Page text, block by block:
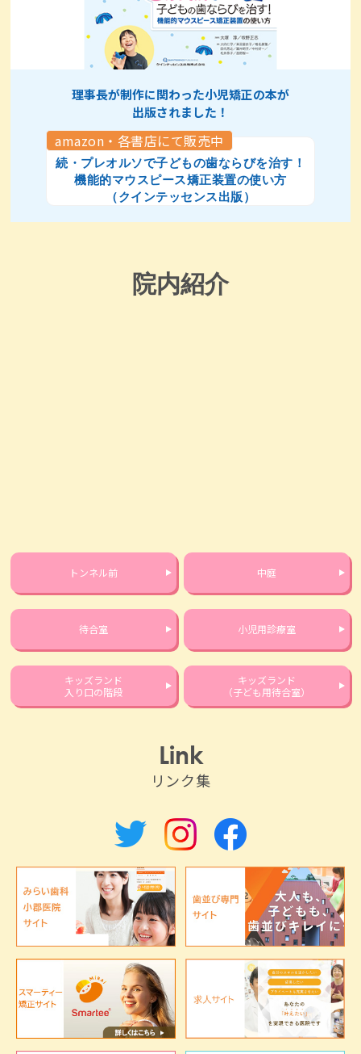
理事長が制作に関わった小児矯正の本が
出版されました！
amazon・各書店にて販売中
続・プレオルソで子どもの歯ならびを治す！
機能的マウスピース矯正装置の使い方
（クインテッセンス出版）
院内紹介
トンネル前 中庭
待合室 小児用診療室
キッズランド
入り口の階段
キッズランド
（子ども用待合室）
Link
リンク集